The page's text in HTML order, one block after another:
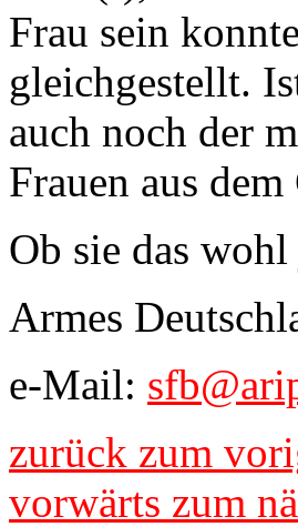
Frau sein
gleichgestellt.
auch noch der
Frauen aus
Ob sie das
Armes
e-Mail:
zurück zum
vorwärts zum